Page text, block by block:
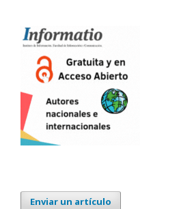
Enviar un artículo